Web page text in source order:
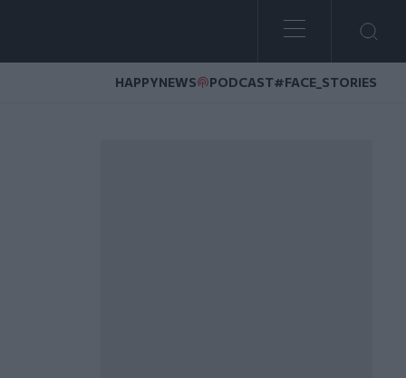
HAPPYNEWS PODCAST#FACE_STORIES